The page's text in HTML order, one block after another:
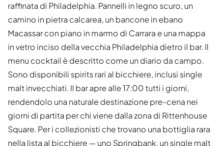
raffinata di Philadelphia. Pannelli in legno scuro, un
camino in pietra calcarea, un bancone in ebano
Macassar con piano in marmo di Carrara e una mappa
in vetro inciso della vecchia Philadelphia dietro il bar. Il
menu cocktail è descritto come un diario da campo.
Sono disponibili spirits rari al bicchiere, inclusi single
malt invecchiati. Il bar apre alle 17:00 tutti i giorni,
rendendolo una naturale destinazione pre-cena nei
giorni di partita per chi viene dalla zona di Rittenhouse
Square. Per i collezionisti che trovano una bottiglia rara
nella lista al bicchiere — uno Springbank, un single malt